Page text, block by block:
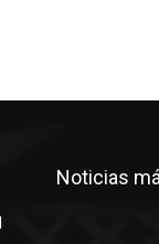
Noticias